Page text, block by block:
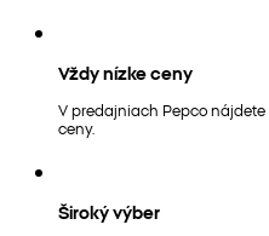
Vždy nízke ceny
V predajniach Pepco nájdete
ceny.
Široký výber